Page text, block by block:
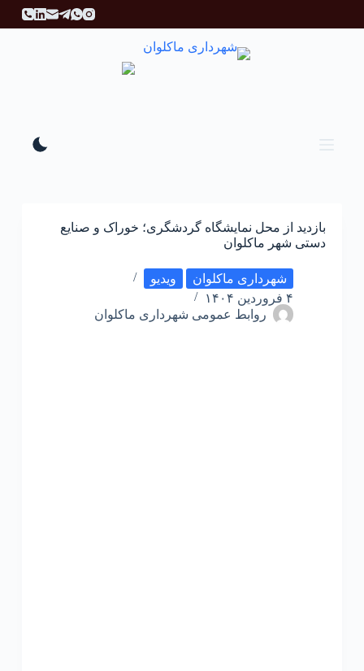
ر
بازدید از محل نمایشگاه گردشگری؛ خوراک و صنایع
دستی شهر ماکلوان
شهرداری ماکلوان
ویدیو
۴ فروردین ۱۴۰۴
روابط عمومی شهرداری ماکلوان